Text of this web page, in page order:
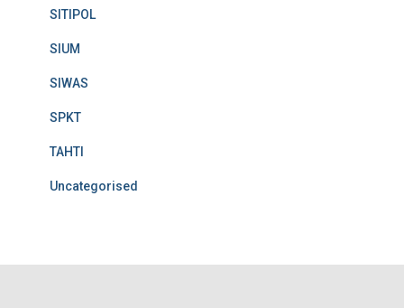
SITIPOL
SIUM
SIWAS
SPKT
TAHTI
Uncategorised